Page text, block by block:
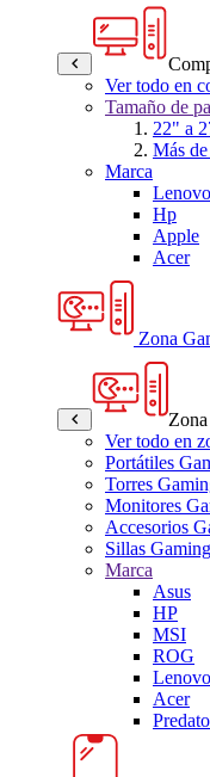
Ver todo en
Tamaño de
22" a
Más
Marca
Lenovo
Hp
Apple
Acer
Zona
Ver todo en
Portátiles
Torres
Monitores
Accesorios
Sillas Gaming
Marca
Asus
HP
MSI
ROG
Lenovo
Acer